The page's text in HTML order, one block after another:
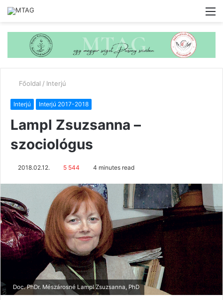
Főoldal / Interjú
Interjú Interjú 2017-2018
Lampl Zsuzsanna –
szociológus
2018.02.12. 5 544 4 minutes read
Doc. PhDr. Mészárosné Lampl Zsuzsanna, PhD